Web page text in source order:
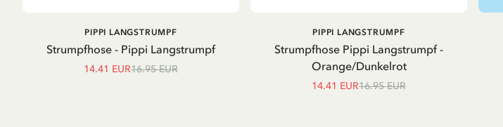
Strumpfhose - Pippi Langstrumpf
PIPPI LANGSTRUMPF
14.41 EUR16.95 EUR
Strumpfhose Pippi Langstrumpf -
Orange/Dunkelrot
PIPPI LANGSTRUMPF
14.41 EUR16.95 EUR